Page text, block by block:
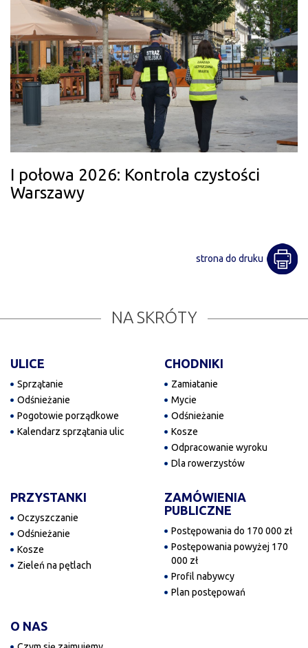
I połowa 2026: Kontrola czystości
Warszawy
strona do druku
NA SKRÓTY
ULICE
Sprzątanie
Odśnieżanie
Pogotowie porządkowe
Kalendarz sprzątania ulic
CHODNIKI
Zamiatanie
Mycie
Odśnieżanie
Kosze
Odpracowanie wyroku
Dla rowerzystów
PRZYSTANKI
Oczyszczanie
Odśnieżanie
Kosze
Zieleń na pętlach
ZAMÓWIENIA
PUBLICZNE
Postępowania do 170 000 zł
Postępowania powyżej 170
000 zł
Profil nabywcy
Plan postępowań
O NAS